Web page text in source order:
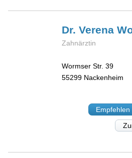
Dr. Verena
Zahnärztin
Wormser Str. 39
55299 Nackenheim
Empfehlen